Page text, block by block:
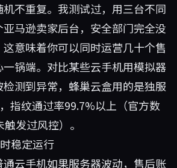
不重复。我测试过，用三台不同
马逊卖家后台，安全部门完全没
意味着你可以同时运营几十个售
锅端。对比某些云手机用模拟器
测到异常，蜂巢云盒用的是独服
指纹通过率99.7%以上（官方数
发过风控）。
稳定运行
云手机如果服务器波动，售后账